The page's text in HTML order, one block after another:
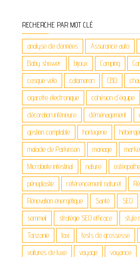
RECHERCHE PAR MOT CLÉ
analyse de données Assurance auto
Baby shower bijoux Camping
casque velo catamaran CBD
cigarette électronique cohésion d'équipe
décoration intérieure déménagement
gestion comptable horlogerie
maladie de Parkinson mariage
Microbiote intestinal nature ostéopathe
pénoplastie référencement naturel
Rénovation énergétique Santé SEO
sommeil stratégie SEO efficace style
Tanzanie taxi tests de grossesse
voitures de luxe voyage voyance